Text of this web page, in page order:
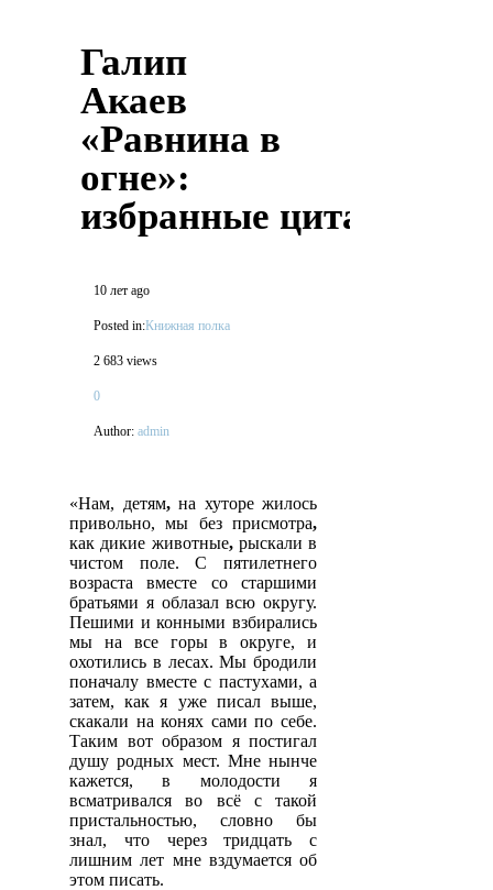
Галип
Акаев
«Равнина в
огне»:
избранные цитаты
10 лет ago
Posted in:Книжная полка
2 683 views
0
Author: admin
«Нам, детям,на хуторе жилось
привольно, мы без присмотра,
как дикие животные,рыскали в
чистом поле. С пятилетнего
возраста вместе со старшими
братьями я облазал всю округу.
Пешими и конными взбирались
мы на все горы в округе, и
охотились в лесах. Мы бродили
поначалу вместе с пастухами, а
затем, как я уже писал выше,
скакали на конях сами по себе.
Таким вот образом я постигал
душу родных мест. Мне нынче
кажется, в молодости я
всматривался во всё с такой
пристальностью, словно бы
знал, что через тридцать с
лишним лет мне вздумается об
этом писать.